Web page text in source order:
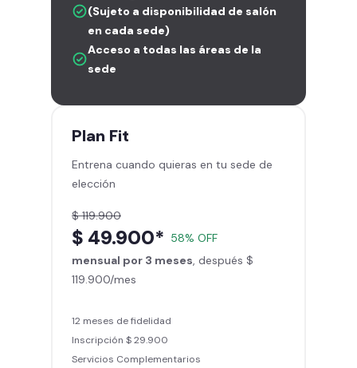
(Sujeto a disponibilidad de salón
en cada sede)
Acceso a todas las áreas de la
sede
Plan Fit
Entrena cuando quieras en tu sede de
elección
$ 119.900
$ 49.900* 58% OFF
mensual por 3 meses , después $
119.900/mes
12 meses de fidelidad
Inscripción $ 29.900
Servicios Complementarios